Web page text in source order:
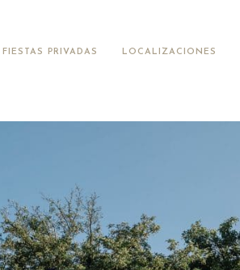
FIESTAS PRIVADAS LOCALIZACIONES